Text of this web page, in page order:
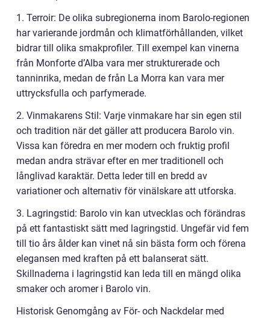
1. Terroir: De olika subregionerna inom Barolo-regionen
har varierande jordmån och klimatförhållanden, vilket
bidrar till olika smakprofiler. Till exempel kan vinerna
från Monforte d’Alba vara mer strukturerade och
tanninrika, medan de från La Morra kan vara mer
uttrycksfulla och parfymerade.
2. Vinmakarens Stil: Varje vinmakare har sin egen stil
och tradition när det gäller att producera Barolo vin.
Vissa kan föredra en mer modern och fruktig profil
medan andra strävar efter en mer traditionell och
långlivad karaktär. Detta leder till en bredd av
variationer och alternativ för vinälskare att utforska.
3. Lagringstid: Barolo vin kan utvecklas och förändras
på ett fantastiskt sätt med lagringstid. Ungefär vid fem
till tio års ålder kan vinet nå sin bästa form och förena
elegansen med kraften på ett balanserat sätt.
Skillnaderna i lagringstid kan leda till en mängd olika
smaker och aromer i Barolo vin.
Historisk Genomgång av För- och Nackdelar med